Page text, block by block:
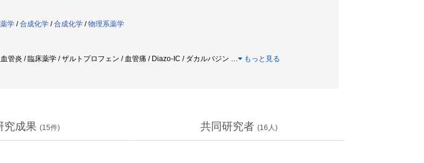
学 /合成化学 /合成化学 /物理系薬学
管炎 / 臨床薬学 / ザルトプロフェン / 血管痛 / Diazo-IC / ダカルバジン … もっと見る
究成果 (15件) 共同研究者 (16 人)